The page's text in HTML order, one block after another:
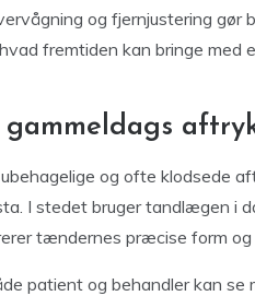
og fjernjustering gør
fremtiden kan bringe med
og ofte klodsede
I stedet bruger tandlægen i
tændernes præcise form og
patient og behandler kan se